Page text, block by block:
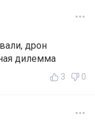
дрон
дилемма
3 0